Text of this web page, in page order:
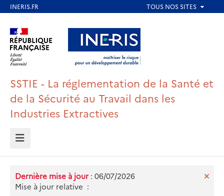
contenu
principal
Aller au contenu Aller au menu
Aller au pied de page
SSTIE - La réglementation de la Santé et
de la Sécurité au Travail dans les
Industries Extractives
MENU
Dernière mise à jour : 06/07/2026
Mise à jour relative :